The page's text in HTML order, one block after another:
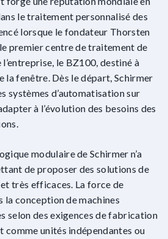
le traitement personnalisé des
lorsque le fondateur Thorsten
premier centre de traitement de
le BZ100, destiné à
la fenêtre. Dès le départ, Schirmer
systèmes d’automatisation sur
à l’évolution des besoins des
modulaire de Schirmer n’a
de proposer des solutions de
très efficaces. La force de
la conception de machines
selon des exigences de fabrication
comme unités indépendantes ou